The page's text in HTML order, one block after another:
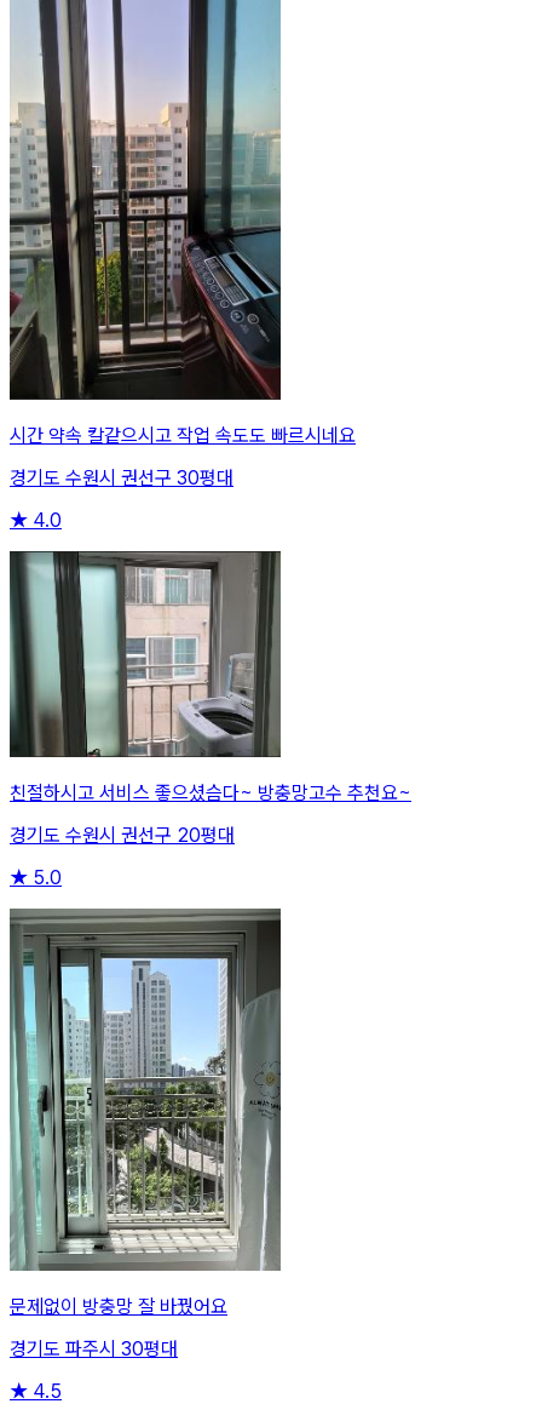
시간 약속 칼같으시고 작업 속도도 빠르시네요
경기도 수원시 권선구 30평대
★ 4.0
친절하시고 서비스 좋으셨슴다~ 방충망고수 추천요~
경기도 수원시 권선구 20평대
★ 5.0
문제없이 방충망 잘 바꿨어요
경기도 파주시 30평대
★ 4.5